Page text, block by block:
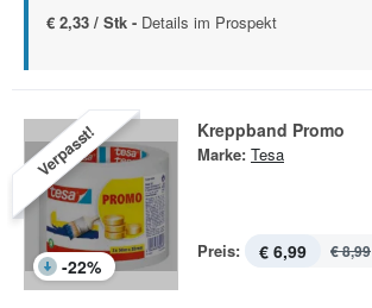
€ 2,33 / Stk - Details im Prospekt
Verpasst!
-22%
Kreppband Promo
Marke: Tesa
Preis: € 6,99 € 8,99